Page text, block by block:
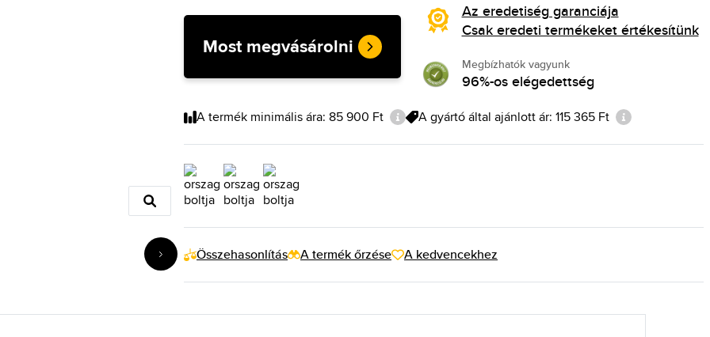
Most megvásárolni
Az eredetiség garanciája
Csak eredeti termékeket értékesítünk
Megbízhatók vagyunk
96%-os elégedettség
A termék minimális ára: 85 900 Ft A gyártó által ajánlott ár: 115 365 Ft
Összehasonlítás A termék őrzése A kedvencekhez